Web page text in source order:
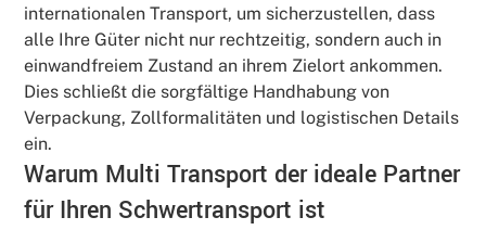
internationalen Transport, um sicherzustellen, dass
alle Ihre Güter nicht nur rechtzeitig, sondern auch in
einwandfreiem Zustand an ihrem Zielort ankommen.
Dies schließt die sorgfältige Handhabung von
Verpackung, Zollformalitäten und logistischen Details
ein.
Warum Multi Transport der ideale Partner
für Ihren Schwertransport ist